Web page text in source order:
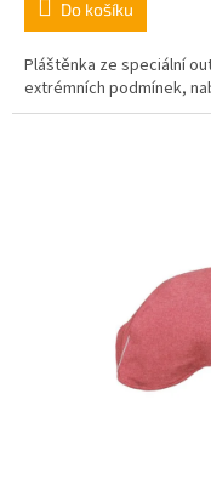
Do košíku
Pláštěnka ze speciální
extrémních podmínek,